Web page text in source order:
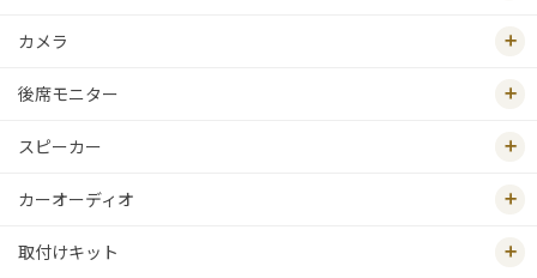
カメラ
後席モニター
スピーカー
カーオーディオ
取付けキット